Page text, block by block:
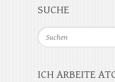
SUCHE
Suchen
ICH ARBEITE